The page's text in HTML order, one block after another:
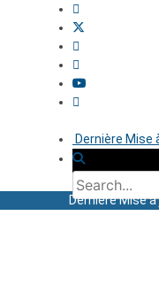
Dernière Mise
Dernière Mise